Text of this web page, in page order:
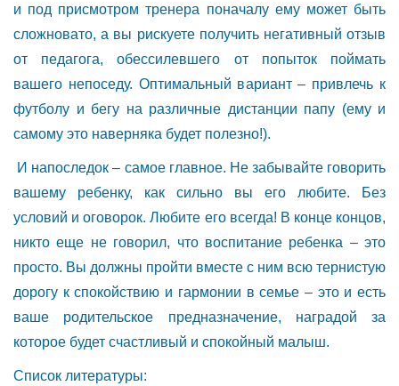
и под присмотром тренера поначалу ему может быть
сложновато, а вы рискуете получить негативный отзыв
от педагога, обессилевшего от попыток поймать
вашего непоседу. Оптимальный вариант – привлечь к
футболу и бегу на различные дистанции папу (ему и
самому это наверняка будет полезно!).
И напоследок – самое главное. Не забывайте говорить
вашему ребенку, как сильно вы его любите. Без
условий и оговорок. Любите его всегда! В конце концов,
никто еще не говорил, что воспитание ребенка – это
просто. Вы должны пройти вместе с ним всю тернистую
дорогу к спокойствию и гармонии в семье – это и есть
ваше родительское предназначение, наградой за
которое будет счастливый и спокойный малыш.
Список литературы: